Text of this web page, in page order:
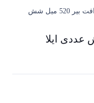
/ لیوان کرافت بیر 520 میل شش